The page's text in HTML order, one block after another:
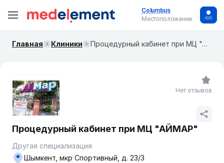
Columbus
Местоположение
Главная Клиники Процедурный кабинет при МЦ "АЙМАР"
Процедурный кабинет при МЦ "АЙМАР"
Другая специализация
Шымкент, мкр Спортивный, д. 23/3
Нет отзывов